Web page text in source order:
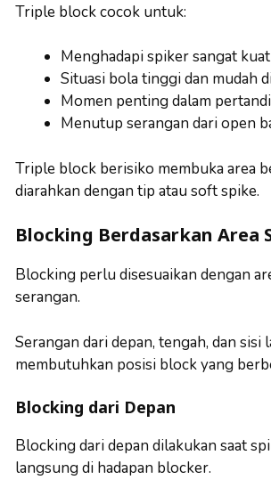
Triple block cocok untuk:
Menghadapi spiker sangat kuat
Situasi bola tinggi dan mudah
Momen penting dalam
Menutup serangan dari open
Triple block berisiko membuka area
diarahkan dengan tip atau soft spike.
Blocking Berdasarkan Area
Blocking perlu disesuaikan dengan
serangan.
Serangan dari depan, tengah, dan sisi
membutuhkan posisi block yang
Blocking dari Depan
Blocking dari depan dilakukan saat
langsung di hadapan blocker.